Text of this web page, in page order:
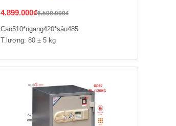
4.899.000₫6.500.000₫
Cao510*ngang420*sâu485
T.lượng: 80 ± 5 kg